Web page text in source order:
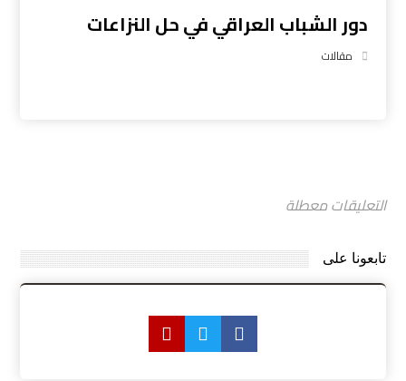
دور الشباب العراقي في حل النزاعات
مقالات
التعليقات معطلة
تابعونا على